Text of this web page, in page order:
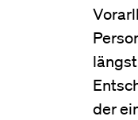
der